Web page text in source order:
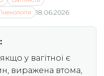
18.06.2026
у вагітної є
виражена втома,